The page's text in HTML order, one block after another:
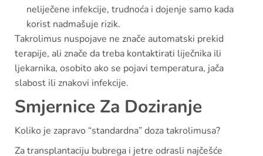
neliječene infekcije, trudnoća i dojenje samo kada
korist nadmašuje rizik.
Takrolimus nuspojave ne znače automatski prekid
terapije, ali znače da treba kontaktirati liječnika ili
ljekarnika, osobito ako se pojavi temperatura, jača
slabost ili znakovi infekcije.
Smjernice Za Doziranje
Koliko je zapravo “standardna” doza takrolimusa?
Za transplantaciju bubrega i jetre odrasli najčešće